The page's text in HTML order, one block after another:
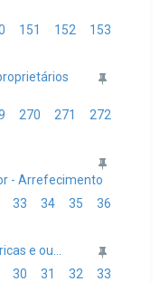
151 152 153
270 271 272
- Arrefecimento
33 34 35 36
e ou...
30 31 32 33